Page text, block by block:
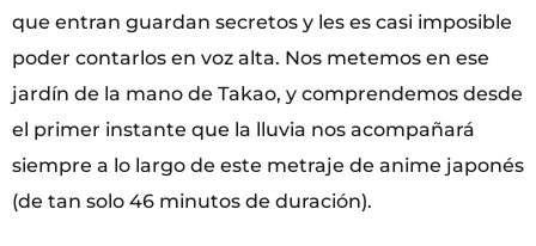
que entran guardan secretos y les es casi imposible
poder contarlos en voz alta. Nos metemos en ese
jardín de la mano de Takao, y comprendemos desde
el primer instante que la lluvia nos acompañará
siempre a lo largo de este metraje de anime japonés
(de tan solo 46 minutos de duración).